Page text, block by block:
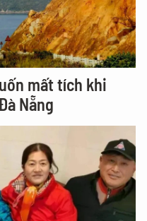
mất tích khi
Nẵng